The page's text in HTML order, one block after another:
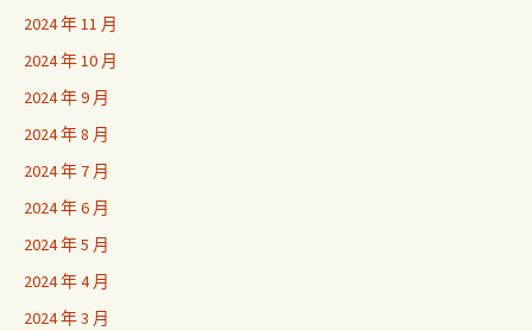
2024 年 11 月
2024 年 10 月
2024 年 9 月
2024 年 8 月
2024 年 7 月
2024 年 6 月
2024 年 5 月
2024 年 4 月
2024 年 3 月